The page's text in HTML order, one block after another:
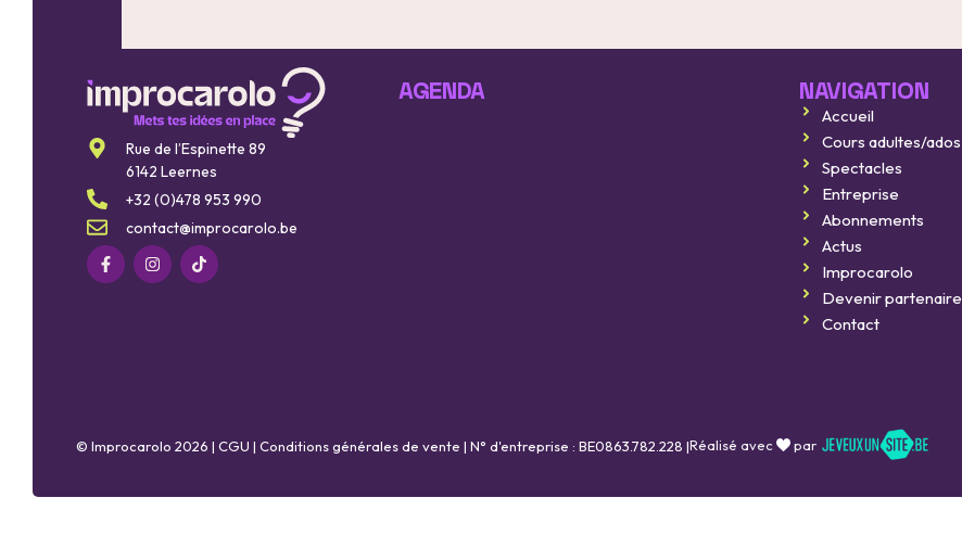
Rue de l’Espinette 89
6142 Leernes
+32 (0)478 953 990
contact@improcarolo.be
AGENDA NAVIGATION
Accueil
Cours adultes/ados
Spectacles
Entreprise
Abonnements
Actus
Improcarolo
Devenir partenaire
Contact
© Improcarolo 2026 | CGU | Conditions générales de vente | N° d'entreprise : BE0863.782.228 |Réalisé avec par